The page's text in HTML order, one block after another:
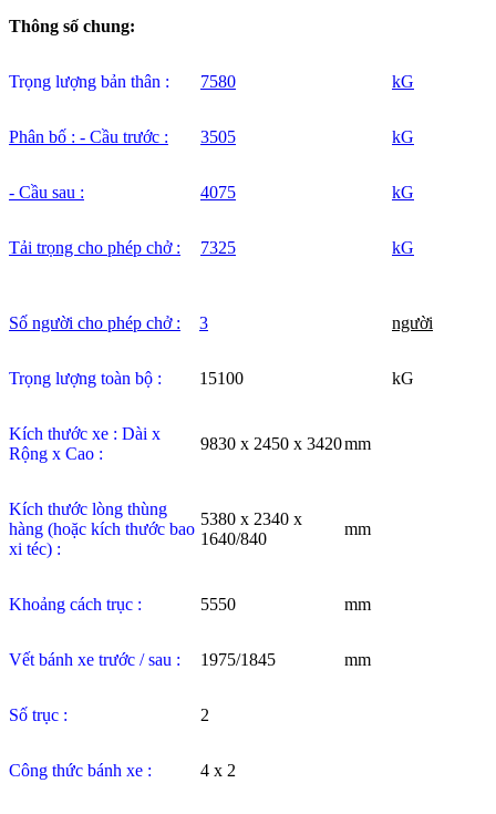
Thông số chung:
Trọng lượng bản thân : 7580 kG
Phân bố : - Cầu trước : 3505 kG
- Cầu sau : 4075 kG
Tải trọng cho phép chở : 7325 kG
Số người cho phép chở : 3 người
Trọng lượng toàn bộ : 15100 kG
Kích thước xe : Dài x
Rộng x Cao :
9830 x 2450 x 3420mm
Kích thước lòng thùng
hàng (hoặc kích thước bao
xi téc) :
5380 x 2340 x
1640/840
mm
Khoảng cách trục : 5550 mm
Vết bánh xe trước / sau : 1975/1845 mm
Số trục : 2
Công thức bánh xe : 4 x 2